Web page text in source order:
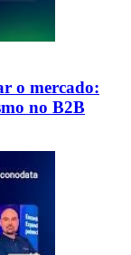
o mercado:
no B2B